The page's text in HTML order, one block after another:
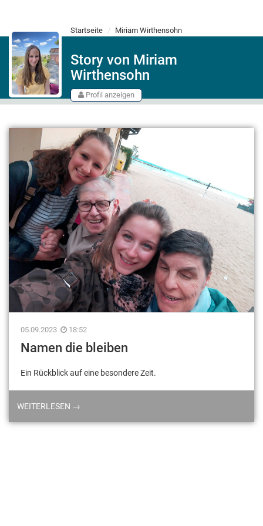
Startseite Miriam Wirthensohn
Story von Miriam
Wirthensohn
Profil anzeigen
05.09.2023 18:52
Namen die bleiben
Ein Rückblick auf eine besondere Zeit.
WEITERLESEN →